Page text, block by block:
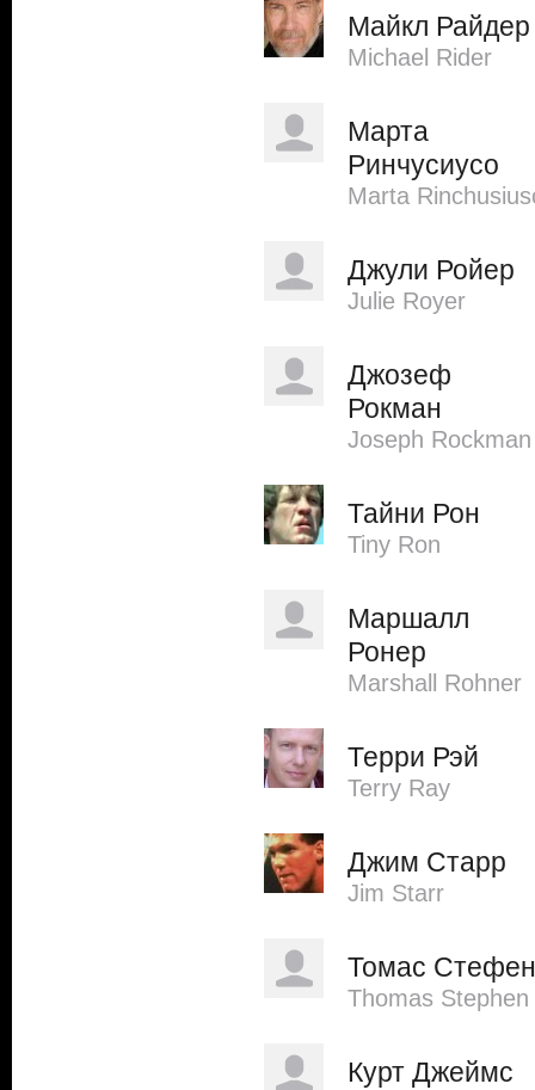
Майкл Райдер
Michael Rider
Марта
Ринчусиусо
Marta
Джули Ройер
Julie Royer
Джозеф
Рокман
Joseph Rockman
Тайни Рон
Tiny Ron
Маршалл
Ронер
Marshall Rohner
Терри Рэй
Terry Ray
Джим Старр
Jim Starr
Томас Стефен
Thomas Stephen
Курт Джеймс